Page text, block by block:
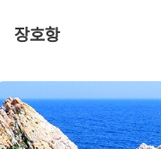
장호항